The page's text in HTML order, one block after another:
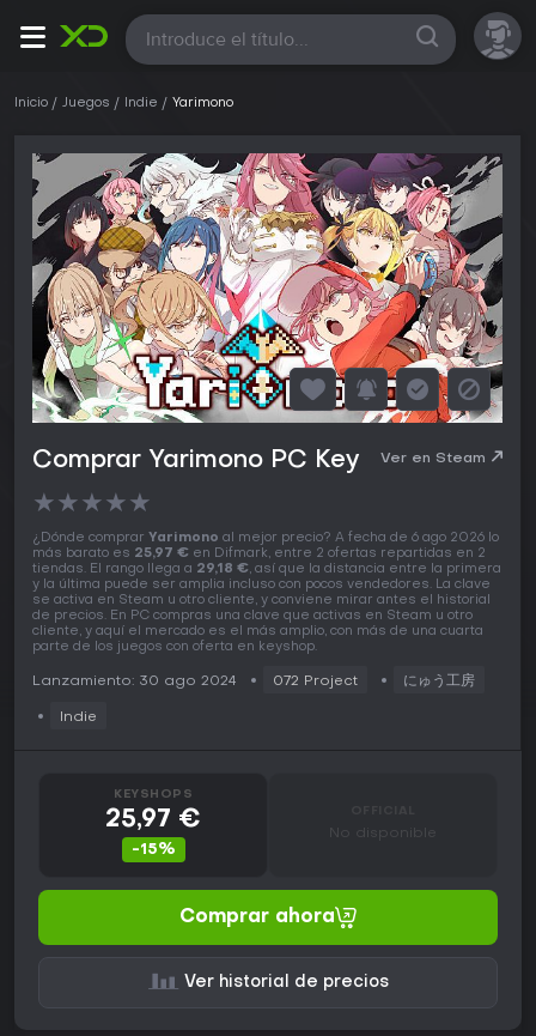
Todas
Inicio Juegos Indie Yarimono
Comprar Yarimono PC Key Ver en Steam
★★★★★
¿Dónde comprar Yarimono al mejor precio? A fecha de 6 ago 2026 lo
más barato es 25,97 € en Difmark, entre 2 ofertas repartidas en 2
tiendas. El rango llega a 29,18 €, así que la distancia entre la primera
y la última puede ser amplia incluso con pocos vendedores. La clave
se activa en Steam u otro cliente, y conviene mirar antes el historial
de precios. En PC compras una clave que activas en Steam u otro
cliente, y aquí el mercado es el más amplio, con más de una cuarta
parte de los juegos con oferta en keyshop.
Lanzamiento: 30 ago 2024 072 Project にゅう工房
Indie
KEYSHOPS
25,97 €
-15%
No disponible
Comprar ahora
Ver historial de precios